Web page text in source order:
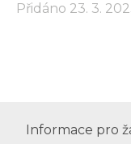
Přidáno 23. 3.
Informace pro